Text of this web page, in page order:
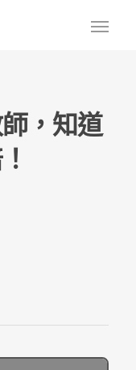
，知道